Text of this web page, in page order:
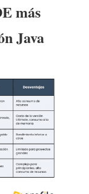
más
Java